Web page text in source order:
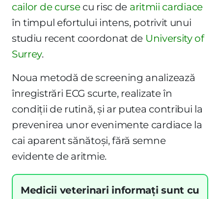
cailor de cursecu risc de aritmii cardiace
în timpul efortului intens, potrivit unui
studiu recent coordonat de University of
Surrey.
Noua metodă de screening analizează
înregistrări ECG scurte, realizate în
condiții de rutină, și ar putea contribui la
prevenirea unor evenimente cardiace la
cai aparent sănătoși, fără semne
evidente de aritmie.
Medicii veterinari informați sunt cu